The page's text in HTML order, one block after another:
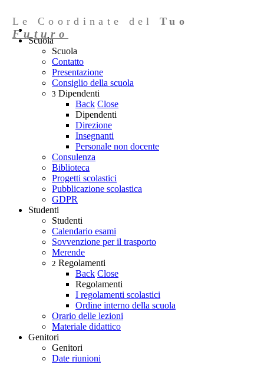
Le Coordinate delTuo
Futuro
Scuola
Scuola
Contatto
Presentazione
Consiglio della scuola
3 Dipendenti
Back Close
Dipendenti
Direzione
Insegnanti
Personale non docente
Consulenza
Biblioteca
Progetti scolastici
Pubblicazione scolastica
GDPR
Studenti
Studenti
Calendario esami
Sovvenzione per il trasporto
Merende
2 Regolamenti
Back Close
Regolamenti
I regolamenti scolastici
Ordine interno della scuola
Orario delle lezioni
Materiale didattico
Genitori
Genitori
Date riunioni